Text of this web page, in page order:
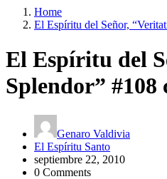
Home
El Espíritu del Señor,
El Espíritu del
Splendor” #108
Genaro Valdivia
El Espíritu Santo
septiembre 22, 2010
0 Comments